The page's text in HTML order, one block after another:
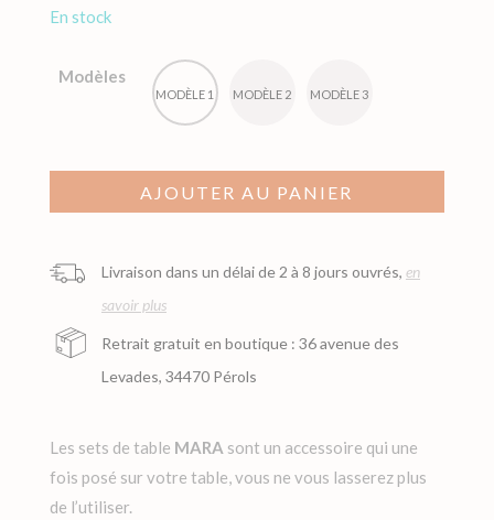
25,00€.
est :
17,50€.
en stock
Modèles
MODÈLE 1 MODÈLE 2 MODÈLE 3
AJOUTER AU PANIER
Livraison dans un délai de 2 à 8 jours ouvrés, en
savoir plus
Retrait gratuit en boutique : 36 avenue des
Levades, 34470 Pérols
Les sets de table MARA sont un accessoire qui une
fois posé sur votre table, vous ne vous lasserez plus
de l’utiliser.